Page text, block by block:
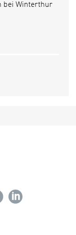
bei Winterthur